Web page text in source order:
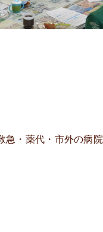
急・薬代・市外の病院